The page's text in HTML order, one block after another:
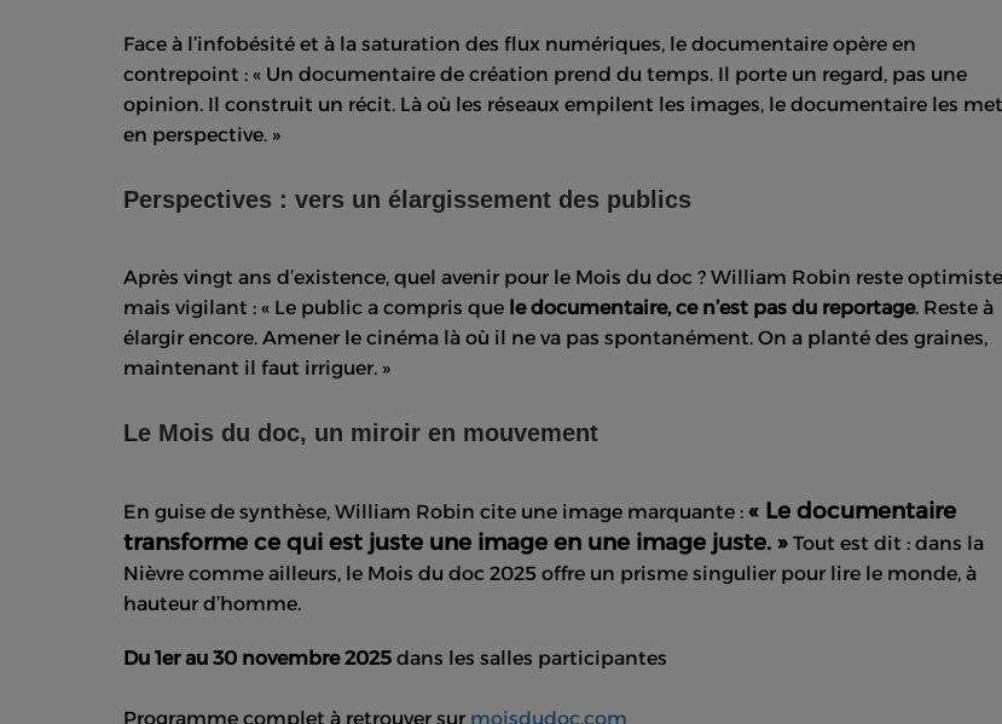
Face à l’infobésité et à la saturation des flux numériques, le documentaire opère en
contrepoint : « Un documentaire de création prend du temps. Il porte un regard, pas une
opinion. Il construit un récit. Là où les réseaux empilent les images, le documentaire les met
en perspective. »
Perspectives : vers un élargissement des publics
Après vingt ans d’existence, quel avenir pour le Mois du doc ? William Robin reste
mais vigilant : « Le public a compris que le documentaire, ce n’est pas du reportage. Reste à
élargir encore. Amener le cinéma là où il ne va pas spontanément. On a planté des graines,
maintenant il faut irriguer. »
Le Mois du doc, un miroir en mouvement
En guise de synthèse, William Robin cite une image marquante : « Le documentaire
transforme ce qui est juste une image en une image juste. » Tout est dit : dans la
Nièvre comme ailleurs, le Mois du doc 2025 offre un prisme singulier pour lire le monde, à
hauteur d’homme.
Du 1er au 30 novembre 2025 dans les salles participantes
Programme complet à retrouver sur moisdudoc.com